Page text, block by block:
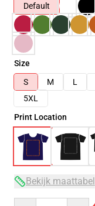
Default
Size
S
M L
5XL
Print Location
Bekijk maattabel